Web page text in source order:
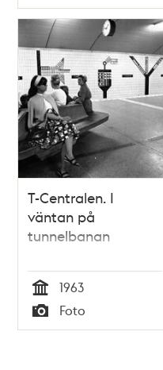
Anders Post, Anders
Gunér
Typ
T-Centralen. I
väntan på
tunnelbanan
Tid
1963
Typ
Foto